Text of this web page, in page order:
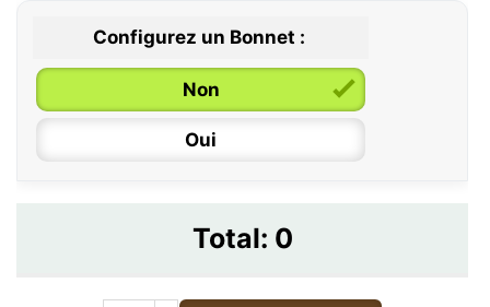
Configurez un Bonnet :
Non
Oui
Total: 0